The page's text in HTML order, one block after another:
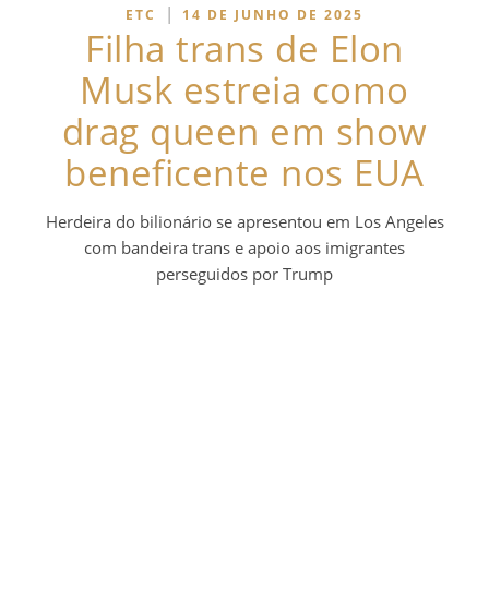
ETC | 14 DE JUNHO DE 2025
Filha trans de Elon
Musk estreia como
drag queen em show
beneficente nos EUA
Herdeira do bilionário se apresentou em Los Angeles
com bandeira trans e apoio aos imigrantes
perseguidos por Trump